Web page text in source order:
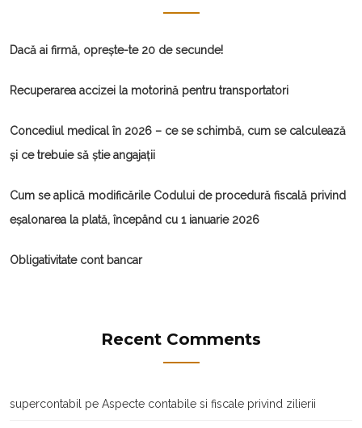
Dacă ai firmă, oprește-te 20 de secunde!
Recuperarea accizei la motorină pentru transportatori
Concediul medical în 2026 – ce se schimbă, cum se calculează
și ce trebuie să știe angajații
Cum se aplică modificările Codului de procedură fiscală privind
eșalonarea la plată, începând cu 1 ianuarie 2026
Obligativitate cont bancar
Recent Comments
supercontabil pe Aspecte contabile si fiscale privind zilierii